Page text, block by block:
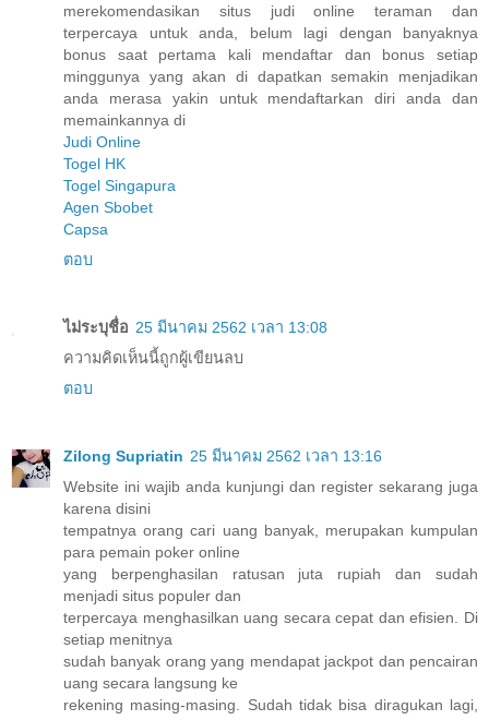
merekomendasikan situs judi online teraman dan
terpercaya untuk anda, belum lagi dengan banyaknya
bonus saat pertama kali mendaftar dan bonus setiap
minggunya yang akan di dapatkan semakin menjadikan
anda merasa yakin untuk mendaftarkan diri anda dan
memainkannya di
Judi Online
Togel HK
Togel Singapura
Agen Sbobet
Capsa
ตอบ
ไม่ระบุชื่อ 25 มีนาคม 2562 เวลา 13:08
ความคิดเห็นนี้ถูกผู้เขียนลบ
ตอบ
Zilong Supriatin 25 มีนาคม 2562 เวลา 13:16
Website ini wajib anda kunjungi dan register sekarang juga
karena disini
tempatnya orang cari uang banyak, merupakan kumpulan
para pemain poker online
yang berpenghasilan ratusan juta rupiah dan sudah
menjadi situs populer dan
terpercaya menghasilkan uang secara cepat dan efisien. Di
setiap menitnya
sudah banyak orang yang mendapat jackpot dan pencairan
uang secara langsung ke
rekening masing-masing. Sudah tidak bisa diragukan lagi,